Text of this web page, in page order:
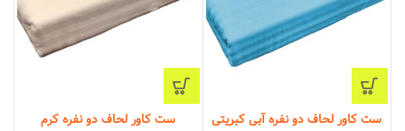
ست کاور لحاف دو نفره آبی کبریتی
ست کاور لحاف دو نفره کرم